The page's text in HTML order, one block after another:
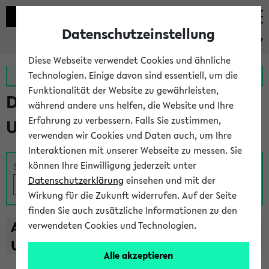
eKVV
Zur MeineUni App Zum MeineUni Portal
Das Lehrangebot der
Universität Bielefeld
Suche
A B C D E F G H I J K L M N O
U
V W X Y
Z
Datenschutzeinstellung
Diese Webseite verwendet Cookies und ähnliche
Technologien. Einige davon sind essentiell, um die
Funktionalität der Website zu gewährleisten,
während andere uns helfen, die Website und Ihre
Erfahrung zu verbessern. Falls Sie zustimmen,
verwenden wir Cookies und Daten auch, um Ihre
Interaktionen mit unserer Webseite zu messen. Sie
können Ihre Einwilligung jederzeit unter
Datenschutzerklärung einsehen und mit der
Wirkung für die Zukunft widerrufen. Auf der Seite
finden Sie auch zusätzliche Informationen zu den
verwendeten Cookies und Technologien.
Alle akzeptieren